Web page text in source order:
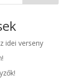
idei verseny